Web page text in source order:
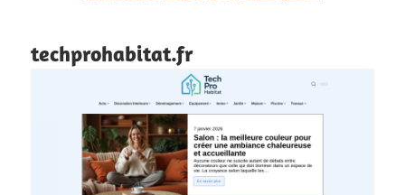
techprohabitat.fr